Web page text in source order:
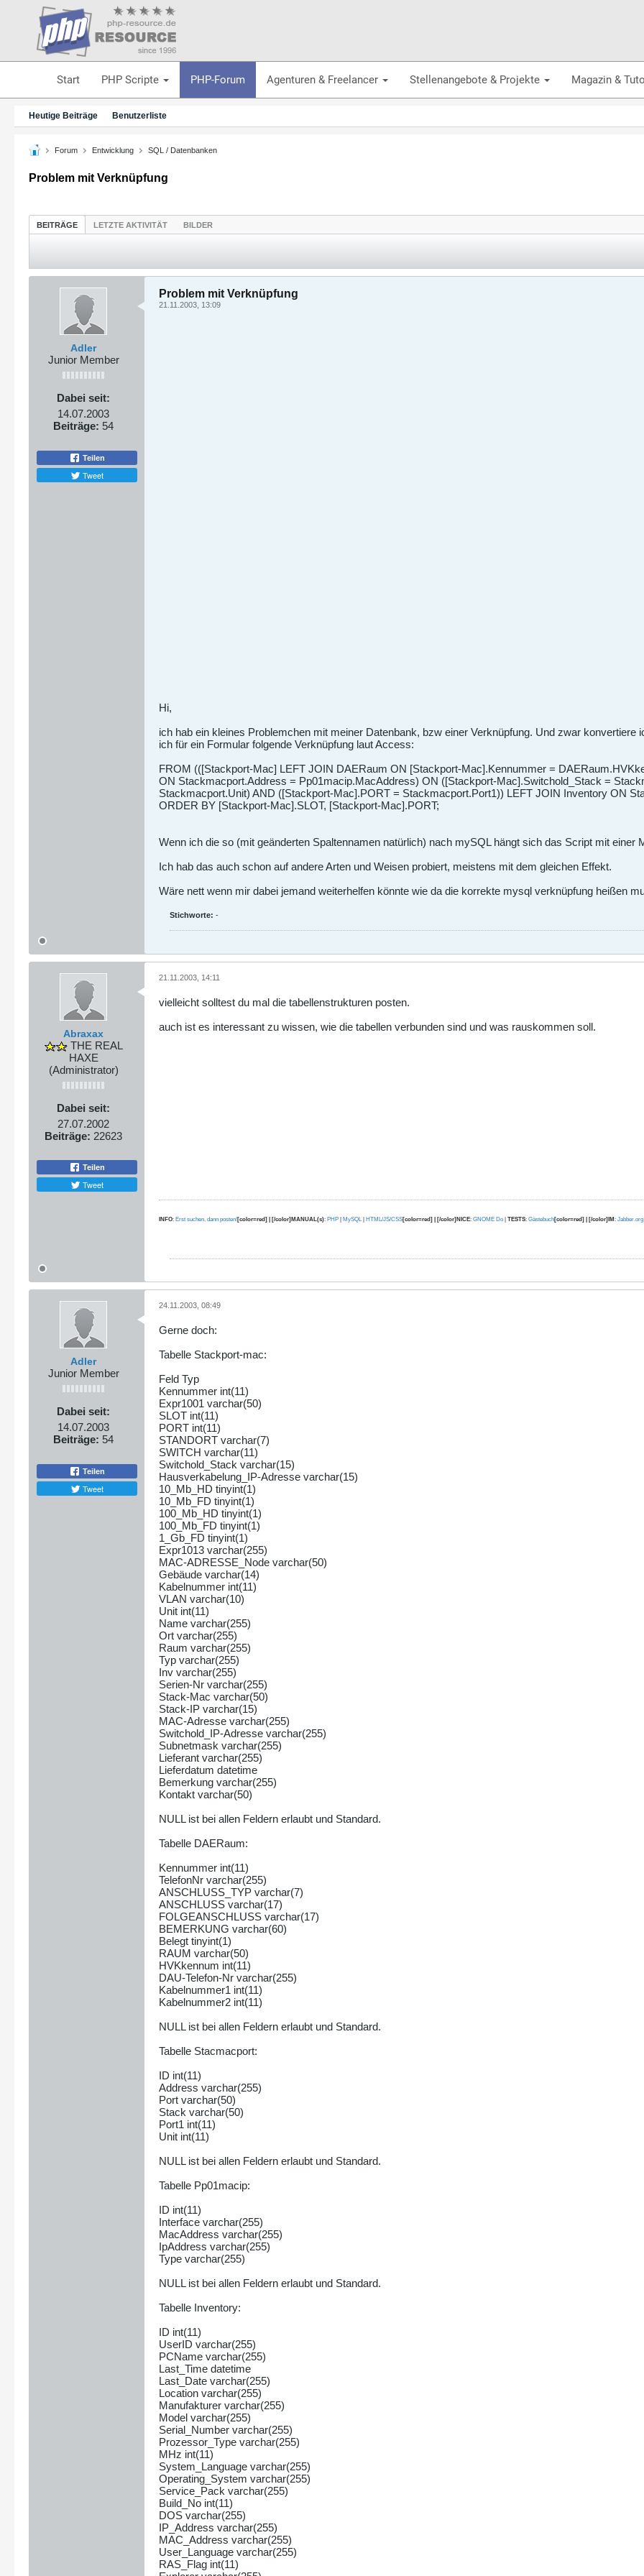
Start PHP Scripte PHP-Forum Agenturen & Freelancer Stellenangebote & Projekte Magazin &
Heutige Beiträge Benutzerliste
Forum Entwicklung SQL / Datenbanken
Problem mit Verknüpfung
BEITRÄGE LETZTE AKTIVITÄT BILDER
Adler
Junior Member
Dabei seit:
14.07.2003
Beiträge: 54
Teilen
Tweet
Problem mit Verknüpfung
21.11.2003, 13:09
Hi,
ich hab ein kleines Problemchen mit meiner Datenbank, bzw einer Verknüpfung. Und zwar
ich für ein Formular folgende Verknüpfung laut Access:
FROM (([Stackport-Mac] LEFT JOIN DAERaum ON [Stackport-Mac].Kennummer =
ON Stackmacport.Address = Pp01macip.MacAddress) ON ([Stackport-Mac].Switchold_Stack =
Stackmacport.Unit) AND ([Stackport-Mac].PORT = Stackmacport.Port1)) LEFT JOIN Inventory ON
ORDER BY [Stackport-Mac].SLOT, [Stackport-Mac].PORT;
Wenn ich die so (mit geänderten Spaltennamen natürlich) nach mySQL hängt sich das Script mit einer
Ich hab das auch schon auf andere Arten und Weisen probiert, meistens mit dem gleichen Effekt.
Wäre nett wenn mir dabei jemand weiterhelfen könnte wie da die korrekte mysql verknüpfung heißen
Stichworte: -
Abraxax
THE REAL
HAXE
(Administrator)
Dabei seit:
27.07.2002
Beiträge: 22623
Teilen
Tweet
21.11.2003, 14:11
vielleicht solltest du mal die tabellenstrukturen posten.
auch ist es interessant zu wissen, wie die tabellen verbunden sind und was rauskommen soll.
INFO: Erst suchen, dann posten![color=red] | [/color]MANUAL(s): PHP | MySQL | HTML/JS/CSS[color=red] | [/color]NICE: GNOME Do | TESTS: Gästebuch[color=red] | [/color]IM: Jabber.org
Adler
Junior Member
Dabei seit:
14.07.2003
Beiträge: 54
Teilen
Tweet
24.11.2003, 08:49
Gerne doch:
Tabelle Stackport-mac:
Feld Typ
Kennummer int(11)
Expr1001 varchar(50)
SLOT int(11)
PORT int(11)
STANDORT varchar(7)
SWITCH varchar(11)
Switchold_Stack varchar(15)
Hausverkabelung_IP-Adresse varchar(15)
10_Mb_HD tinyint(1)
10_Mb_FD tinyint(1)
100_Mb_HD tinyint(1)
100_Mb_FD tinyint(1)
1_Gb_FD tinyint(1)
Expr1013 varchar(255)
MAC-ADRESSE_Node varchar(50)
Gebäude varchar(14)
Kabelnummer int(11)
VLAN varchar(10)
Unit int(11)
Name varchar(255)
Ort varchar(255)
Raum varchar(255)
Typ varchar(255)
Inv varchar(255)
Serien-Nr varchar(255)
Stack-Mac varchar(50)
Stack-IP varchar(15)
MAC-Adresse varchar(255)
Switchold_IP-Adresse varchar(255)
Subnetmask varchar(255)
Lieferant varchar(255)
Lieferdatum datetime
Bemerkung varchar(255)
Kontakt varchar(50)
NULL ist bei allen Feldern erlaubt und Standard.
Tabelle DAERaum:
Kennummer int(11)
TelefonNr varchar(255)
ANSCHLUSS_TYP varchar(7)
ANSCHLUSS varchar(17)
FOLGEANSCHLUSS varchar(17)
BEMERKUNG varchar(60)
Belegt tinyint(1)
RAUM varchar(50)
HVKkennum int(11)
DAU-Telefon-Nr varchar(255)
Kabelnummer1 int(11)
Kabelnummer2 int(11)
NULL ist bei allen Feldern erlaubt und Standard.
Tabelle Stacmacport:
ID int(11)
Address varchar(255)
Port varchar(50)
Stack varchar(50)
Port1 int(11)
Unit int(11)
NULL ist bei allen Feldern erlaubt und Standard.
Tabelle Pp01macip:
ID int(11)
Interface varchar(255)
MacAddress varchar(255)
IpAddress varchar(255)
Type varchar(255)
NULL ist bei allen Feldern erlaubt und Standard.
Tabelle Inventory:
ID int(11)
UserID varchar(255)
PCName varchar(255)
Last_Time datetime
Last_Date varchar(255)
Location varchar(255)
Manufakturer varchar(255)
Model varchar(255)
Serial_Number varchar(255)
Prozessor_Type varchar(255)
MHz int(11)
System_Language varchar(255)
Operating_System varchar(255)
Service_Pack varchar(255)
Build_No int(11)
DOS varchar(255)
IP_Address varchar(255)
MAC_Address varchar(255)
User_Language varchar(255)
RAS_Flag int(11)